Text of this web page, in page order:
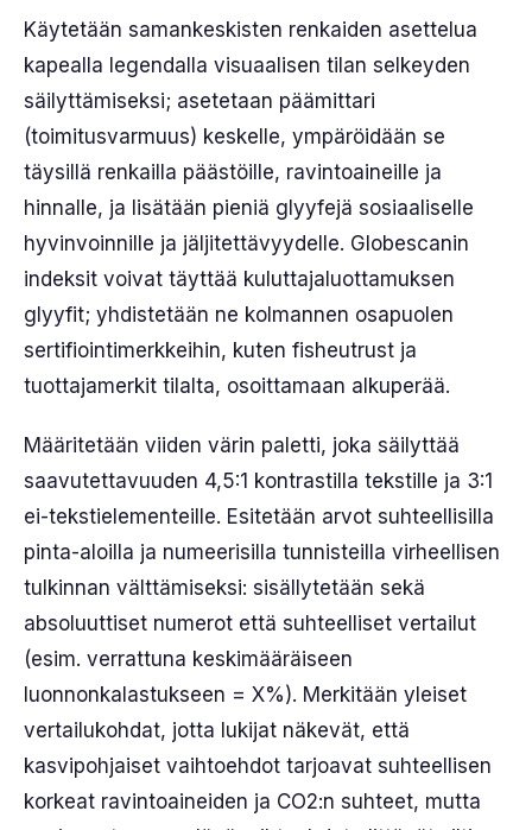
Käytetään samankeskisten renkaiden asettelua
kapealla legendalla visuaalisen tilan selkeyden
säilyttämiseksi; asetetaan päämittari
(toimitusvarmuus) keskelle, ympäröidään se
täysillä renkailla päästöille, ravintoaineille ja
hinnalle, ja lisätään pieniä glyyfejä sosiaaliselle
hyvinvoinnille ja jäljitettävyydelle. Globescanin
indeksit voivat täyttää kuluttajaluottamuksen
glyyfit; yhdistetään ne kolmannen osapuolen
sertifiointimerkkeihin, kuten fisheutrust ja
tuottajamerkit tilalta, osoittamaan alkuperää.
Määritetään viiden värin paletti, joka säilyttää
saavutettavuuden 4,5:1 kontrastilla tekstille ja 3:1
ei-tekstielementeille. Esitetään arvot suhteellisilla
pinta-aloilla ja numeerisilla tunnisteilla virheellisen
tulkinnan välttämiseksi: sisällytetään sekä
absoluuttiset numerot että suhteelliset vertailut
(esim. verrattuna keskimääräiseen
luonnonkalastukseen = X%). Merkitään yleiset
vertailukohdat, jotta lukijat näkevät, että
kasvipohjaiset vaihtoehdot tarjoavat suhteellisen
korkeat ravintoaineiden ja CO2:n suhteet, mutta